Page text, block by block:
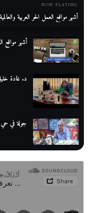
NOW PLAYING
أشهر مواقع العمل الحر العربية والعالمية
أشهر مواقع
د. غادة خليل مدير
جولة في حي
عم عوض|
أقدم